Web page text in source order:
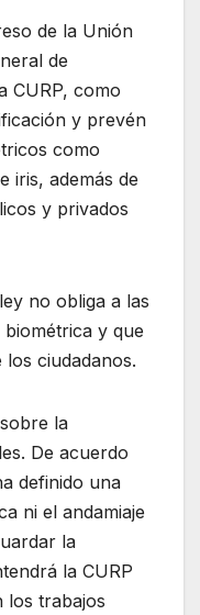
de la Unión
de
CURP, como
y prevén
como
iris, además de
y privados
no obliga a las
biométrica y que
ciudadanos.
la
De acuerdo
definido una
ni el andamiaje
la
la CURP
los trabajos